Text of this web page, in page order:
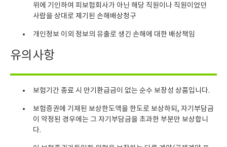
위에 기인하여 피보험회사가 아닌 해당 직원이나 직원이었던
사람을 상대로 제기된 손해배상청구
개인정보 이외 정보의 유출로 생긴 손해에 대한 배상책임
유의사항
보험기간 종료 시 만기환급금이 없는 순수 보장성 상품입니다.
보험증권에 기재된 보상한도액을 한도로 보상하되, 자기부담금
이 약정된 경우에는 그 자기부담금을 초과한 부분만 보상합니
다.